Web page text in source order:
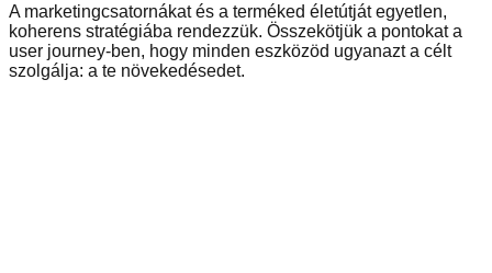
A marketingcsatornákat és a terméked életútját egyetlen,
koherens stratégiába rendezzük. Összekötjük a pontokat a
user journey-ben, hogy minden eszközöd ugyanazt a célt
szolgálja: a te növekedésedet.